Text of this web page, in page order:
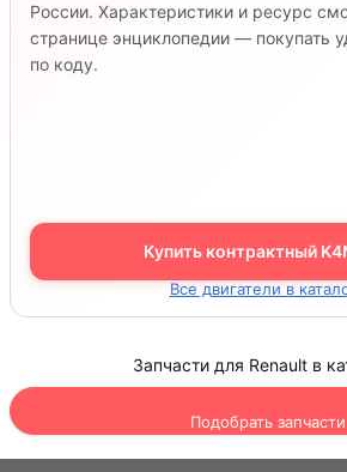
России. Характеристики и ресурс
странице энциклопедии — покупать
по коду.
Купить контрактный
Все двигатели в
Запчасти для Renault в
Подобрать запчасти